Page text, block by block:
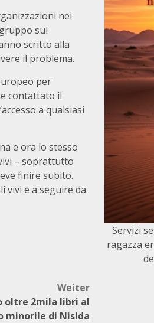
nei
sul
scritto alla
il problema.
per
contattato il
a qualsiasi
e ora lo stesso
– soprattutto
finire subito.
vivi e a seguire da
Weiter
oltre 2mila libri al
minorile di Nisida
Servizi
ragazza